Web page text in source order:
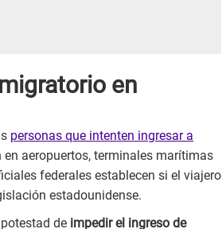
en
personas que intenten ingresar a
aeropuertos, terminales marítimas
federales establecen si el viajero
estadounidense.
de impedir el ingreso de